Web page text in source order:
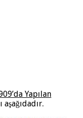
Yapılan